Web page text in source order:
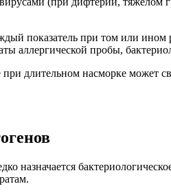
показатель при том или
аллергической пробы,
длительном насморке может
назначается